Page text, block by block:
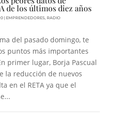
de los últimos diez años
| EMPRENDEDORES, RADIO
del pasado domingo, te
puntos más importantes
primer lugar, Borja Pascual
la reducción de nuevos
en el RETA ya que el